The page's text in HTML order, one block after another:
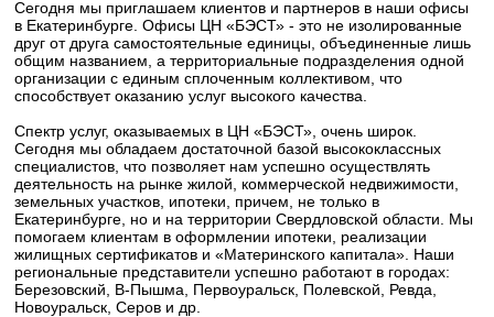
Сегодня мы приглашаем клиентов и партнеров в наши офисы
в Екатеринбурге. Офисы ЦН «БЭСТ» - это не изолированные
друг от друга самостоятельные единицы, объединенные лишь
общим названием, а территориальные подразделения одной
организации с единым сплоченным коллективом, что
способствует оказанию услуг высокого качества.
Спектр услуг, оказываемых в ЦН «БЭСТ», очень широк.
Сегодня мы обладаем достаточной базой высококлассных
специалистов, что позволяет нам успешно осуществлять
деятельность на рынке жилой, коммерческой недвижимости,
земельных участков, ипотеки, причем, не только в
Екатеринбурге, но и на территории Свердловской области. Мы
помогаем клиентам в оформлении ипотеки, реализации
жилищных сертификатов и «Материнского капитала». Наши
региональные представители успешно работают в городах:
Березовский, В-Пышма, Первоуральск, Полевской, Ревда,
Новоуральск, Серов и др.